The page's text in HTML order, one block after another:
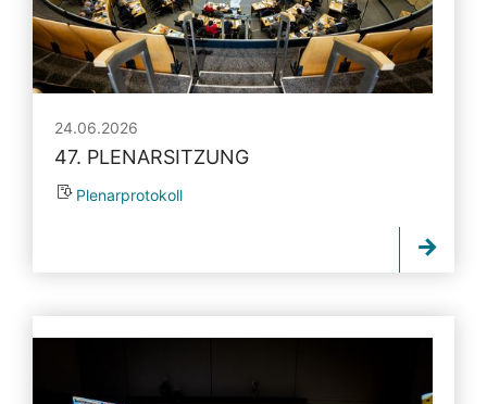
24.06.2026
47. PLENARSITZUNG
Plenarprotokoll